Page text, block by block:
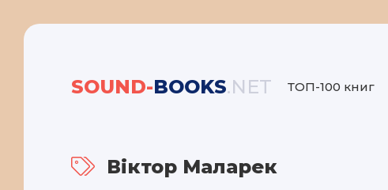
SOUND-BOOKS.NET ТОП-100 книг
Віктор Маларек